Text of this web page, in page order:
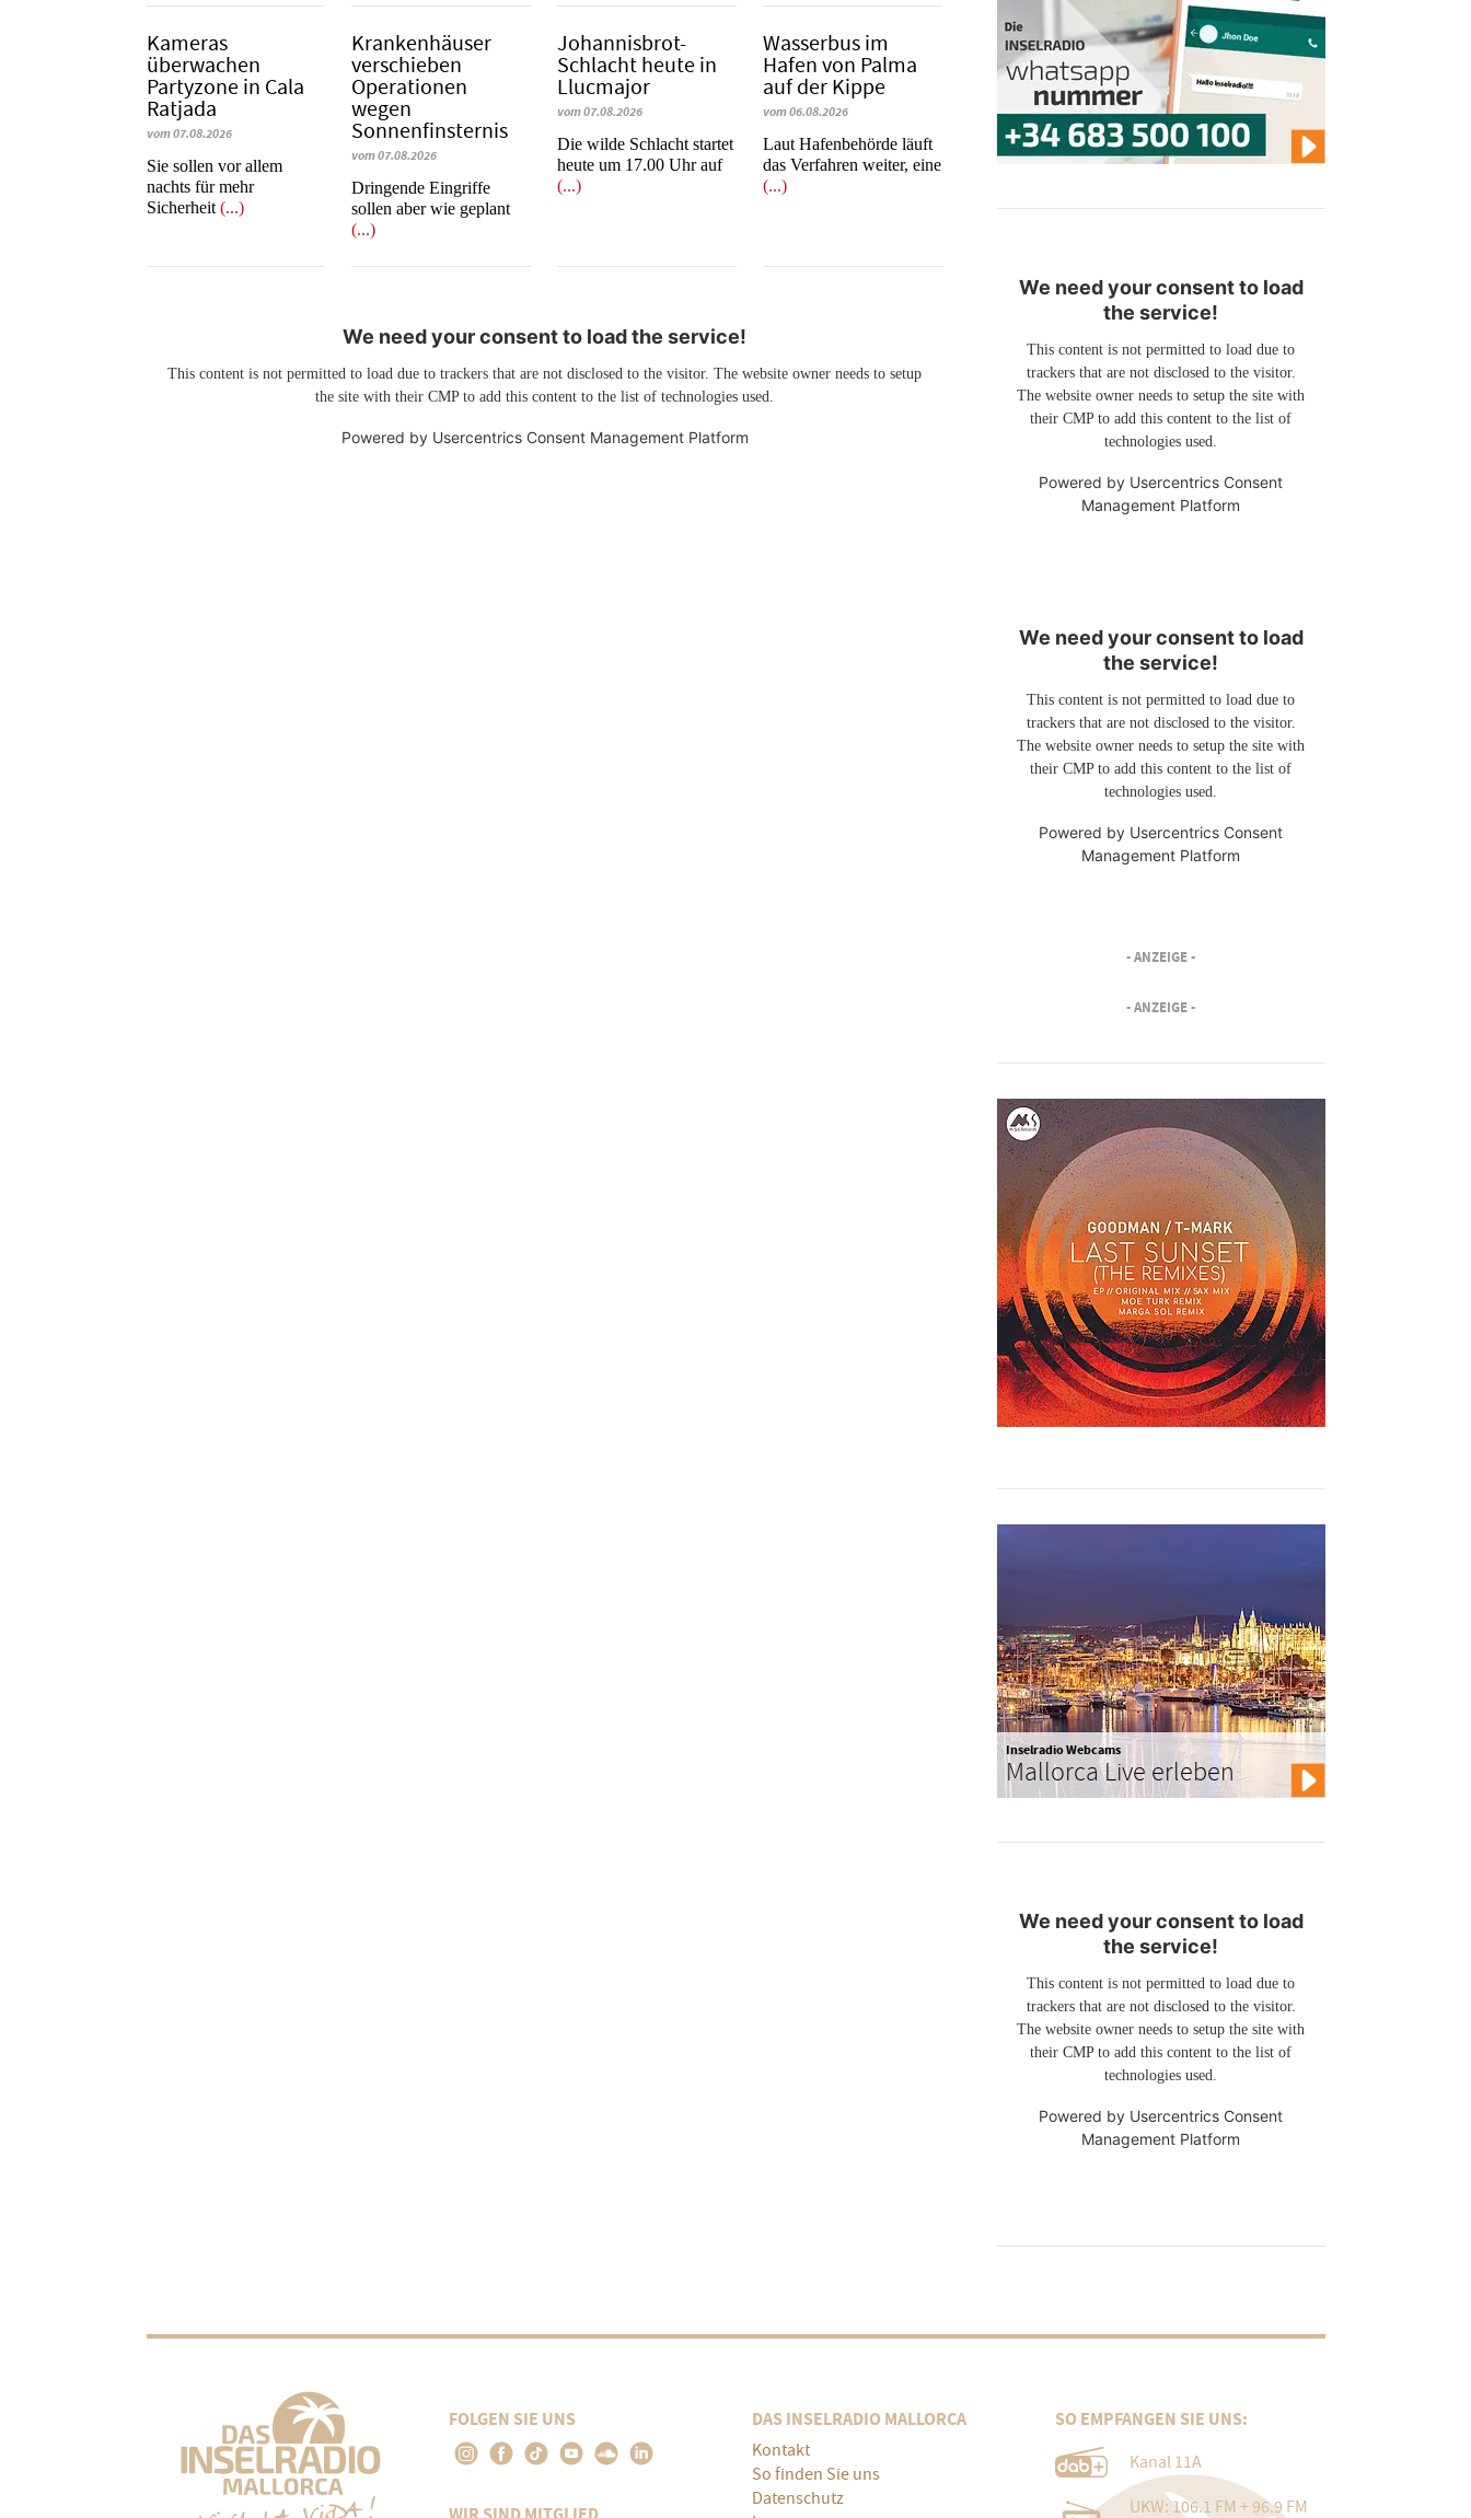
Kameras
überwachen
Partyzone in Cala
Ratjada
vom 07.08.2026
Sie sollen vor allem
nachts für mehr
Sicherheit (...)
Krankenhäuser
verschieben
Operationen
wegen
Sonnenfinsternis
vom 07.08.2026
Dringende Eingriffe
sollen aber wie geplant
(...)
Johannisbrot-
Schlacht heute in
Llucmajor
vom 07.08.2026
Die wilde Schlacht startet
heute um 17.00 Uhr auf
(...)
Wasserbus im
Hafen von Palma
auf der Kippe
vom 06.08.2026
Laut Hafenbehörde läuft
das Verfahren weiter, eine
(...)
We need your consent to load the service!
This content is not permitted to load due to trackers that are not disclosed to the visitor. The website owner needs to setup
the site with their CMP to add this content to the list of technologies used.
Powered by Usercentrics Consent Management Platform
We need your consent to load
the service!
This content is not permitted to load due to
trackers that are not disclosed to the visitor.
The website owner needs to setup the site with
their CMP to add this content to the list of
technologies used.
Powered by Usercentrics Consent
Management Platform
We need your consent to load
the service!
This content is not permitted to load due to
trackers that are not disclosed to the visitor.
The website owner needs to setup the site with
their CMP to add this content to the list of
technologies used.
Powered by Usercentrics Consent
Management Platform
- ANZEIGE -
- ANZEIGE -
Inselradio Webcams
Mallorca Live erleben
We need your consent to load
the service!
This content is not permitted to load due to
trackers that are not disclosed to the visitor.
The website owner needs to setup the site with
their CMP to add this content to the list of
technologies used.
Powered by Usercentrics Consent
Management Platform
FOLGEN SIE UNS DAS INSELRADIO MALLORCA
Kontakt
So finden Sie uns
Datenschutz
SO EMPFANGEN SIE UNS:
Kanal 11A
UKW: 106.1 FM + 96.9 FM